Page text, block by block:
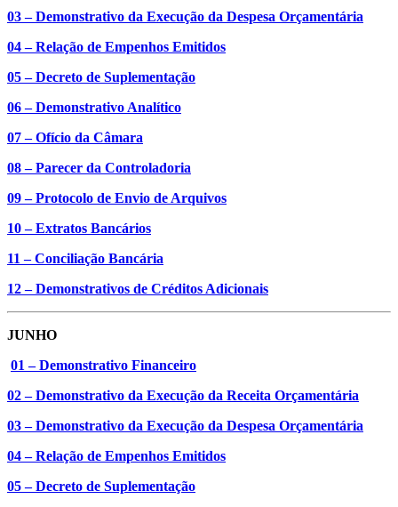
03 – Demonstrativo da Execução da Despesa Orçamentária
04 – Relação de Empenhos Emitidos
05 – Decreto de Suplementação
06 – Demonstrativo Analítico
07 – Ofício da Câmara
08 – Parecer da Controladoria
09 – Protocolo de Envio de Arquivos
10 – Extratos Bancários
11 – Conciliação Bancária
12 – Demonstrativos de Créditos Adicionais
JUNHO
01 – Demonstrativo Financeiro
02 – Demonstrativo da Execução da Receita Orçamentária
03 – Demonstrativo da Execução da Despesa Orçamentária
04 – Relação de Empenhos Emitidos
05 – Decreto de Suplementação